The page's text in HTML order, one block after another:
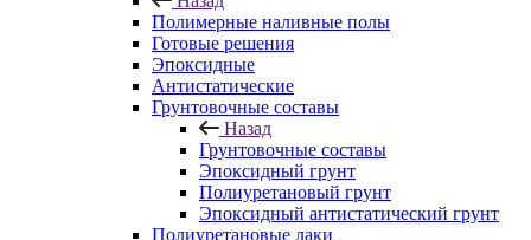
Полимерные наливные полы
Готовые решения
Эпоксидные
Антистатические
Грунтовочные составы
Назад
Грунтовочные составы
Эпоксидный грунт
Полиуретановый грунт
Эпоксидный антистатический грунт
Полиуретановые лаки